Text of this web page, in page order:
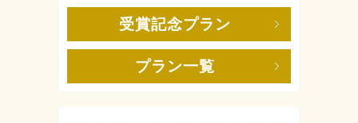
受賞記念プラン
プラン一覧